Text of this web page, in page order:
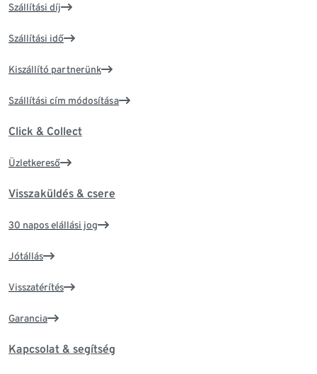
Szállítási díj
Szállítási idő
Kiszállító partnerünk
Szállítási cím módosítása
Click & Collect
Üzletkereső
Visszaküldés & csere
30 napos elállási jog
Jótállás
Visszatérítés
Garancia
Kapcsolat & segítség